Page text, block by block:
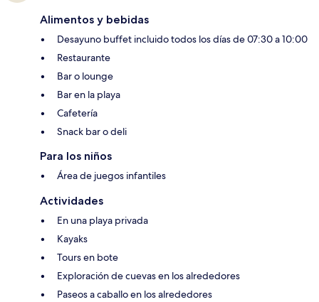
Alimentos y bebidas
Desayuno buffet incluido todos los días de 07:30 a 10:00
Restaurante
Bar o lounge
Bar en la playa
Cafetería
Snack bar o deli
Para los niños
Área de juegos infantiles
Actividades
En una playa privada
Kayaks
Tours en bote
Exploración de cuevas en los alrededores
Paseos a caballo en los alrededores